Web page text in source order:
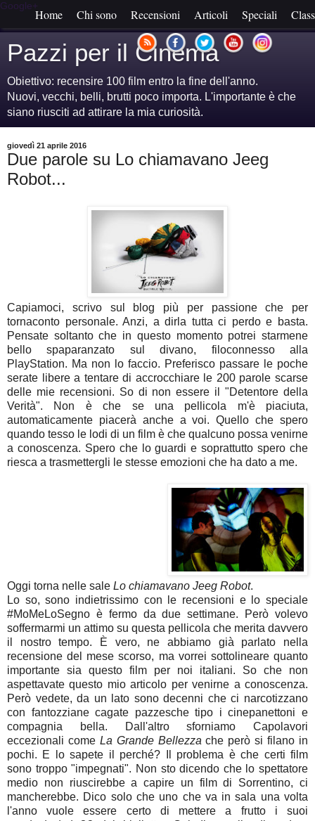
Google+
Home Chi sono Recensioni Articoli Speciali
Pazzi per il Cinema
Obiettivo: recensire 100 film entro la fine dell'anno.
Nuovi, vecchi, belli, brutti poco importa. L'importante è che
siano riusciti ad attirare la mia curiosità.
giovedì 21 aprile 2016
Due parole su Lo chiamavano Jeeg
Robot...
Capiamoci, scrivo sul blog più per passione che per
tornaconto personale. Anzi, a dirla tutta ci perdo e basta.
Pensate soltanto che in questo momento potrei starmene
bello spaparanzato sul divano, filoconnesso alla
PlayStation. Ma non lo faccio. Preferisco passare le poche
serate libere a tentare di accrocchiare le 200 parole scarse
delle mie recensioni. So di non essere il "Detentore della
Verità". Non è che se una pellicola m'è piaciuta,
automaticamente piacerà anche a voi. Quello che spero
quando tesso le lodi di un film è che qualcuno possa venirne
a conoscenza. Spero che lo guardi e soprattutto spero che
riesca a trasmettergli le stesse emozioni che ha dato a me.
Oggi torna nelle sale Lo chiamavano Jeeg Robot.
Lo so, sono indietrissimo con le recensioni e lo speciale
#MoMeLoSegno è fermo da due settimane. Però volevo
soffermarmi un attimo su questa pellicola che merita davvero
il nostro tempo. È vero, ne abbiamo già parlato nella
recensione del mese scorso, ma vorrei sottolineare quanto
importante sia questo film per noi italiani. So che non
aspettavate questo mio articolo per venirne a conoscenza.
Però vedete, da un lato sono decenni che ci narcotizzano
con fantozziane cagate pazzesche tipo i cinepanettoni e
compagnia bella. Dall'altro sforniamo Capolavori
eccezionali come La Grande Bellezza che però si filano in
pochi. E lo sapete il perché? Il problema è che certi film
sono troppo "impegnati". Non sto dicendo che lo spettatore
medio non riuscirebbe a capire un film di Sorrentino, ci
mancherebbe. Dico solo che uno che va in sala una volta
l'anno vuole essere certo di mettere a frutto i suoi